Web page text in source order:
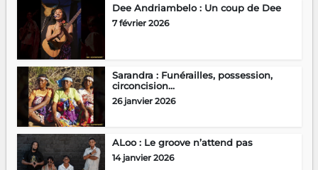
Dee Andriambelo : Un coup de Dee
7 février 2026
Sarandra : Funérailles, possession,
circoncision…
26 janvier 2026
ALoo : Le groove n’attend pas
14 janvier 2026